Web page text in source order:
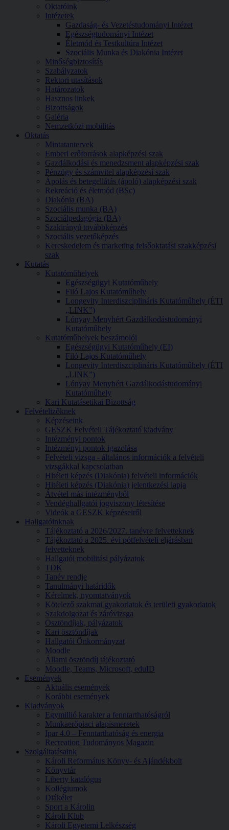
Oktatóink
Intézetek
Gazdaság- és Vezetéstudományi Intézet
Egészségtudományi Intézet
Életmód és Testkultúra Intézet
Szociális Munka és Diakónia Intézet
Minőségbiztosítás
Szabályzatok
Rektori utasítások
Határozatok
Hasznos linkek
Bizottságok
Galéria
Nemzetközi mobilitás
Oktatás
Mintatantervek
Emberi erőforrások alapképzési szak
Gazdálkodási és menedzsment alapképzési szak
Pénzügy és számvitel alapképzési szak
Ápolás és betegellátás (ápoló) alapképzési szak
Rekreáció és életmód (BSc)
Diakónia (BA)
Szociális munka (BA)
Szociálpedagógia (BA)
Szakirányú továbbképzés
Szociális vezetőképzés
Kereskedelem és marketing felsőoktatási szakképzési
szak
Kutatás
Kutatóműhelyek
Egészségügyi Kutatóműhely
Filó Lajos Kutatóműhely
Longevity Interdiszciplináris Kutatóműhely (ÉTI
„LINK”)
Lónyay Menyhért Gazdálkodástudományi
Kutatóműhely
Kutatóműhelyek beszámolói
Egészségügyi Kutatóműhely (EI)
Filó Lajos Kutatóműhely
Longevity Interdiszciplináris Kutatóműhely (ÉTI
„LINK”)
Lónyay Menyhért Gazdálkodástudományi
Kutatóműhely
Kari Kutatásetikai Bizottság
Felvételizőknek
Képzéseink
GESZK Felvételi Tájékoztató kiadvány
Intézményi pontok
Intézményi pontok igazolása
Felvételi vizsga - általános információk a felvételi
vizsgákkal kapcsolatban
Hitéleti képzés (Diakónia) felvételi információk
Hitéleti képzés (Diakónia) jelentkezési lapja
Átvétel más intézményből
Vendéghallgatói jogviszony létesítése
Videók a GESZK képzéseiről
Hallgatóinknak
Tájékoztató a 2026/2027. tanévre felvetteknek
Tájékoztató a 2025. évi pótfelvételi eljárásban
felvetteknek
Hallgatói mobilitási pályázatok
TDK
Tanév rendje
Tanulmányi határidők
Kérelmek, nyomtatványok
Kötelező szakmai gyakorlatok és területi gyakorlatok
Szakdolgozat és záróvizsga
Ösztöndíjak, pályázatok
Kari ösztöndíjak
Hallgatói Önkormányzat
Moodle
Állami ösztöndíj tájékoztató
Moodle, Teams, Microsoft, eduID
Események
Aktuális események
Korábbi események
Kiadványok
Egymillió karakter a fenntarthatóságról
Munkaerőpiaci alapismeretek
Ipar 4.0 – Fenntarthatóság és energia
Recreation Tudományos Magazin
Szolgáltatásaink
Károli Református Könyv- és Ajándékbolt
Könyvtár
Liberty katalógus
Kollégiumok
Diákélet
Sport a Károlin
Károli Klub
Károli Egyetemi Lelkészség